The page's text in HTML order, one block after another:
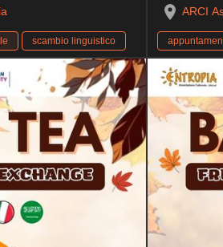
scambio linguistico
ARCI